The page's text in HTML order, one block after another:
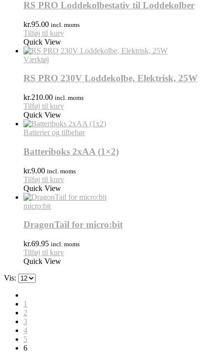
RS PRO Loddekolbestativ til Loddekolber
kr.95.00 incl. moms
Tilføj til kurv
Quick View
Værktøj
RS PRO 230V Loddekolbe, Elektrisk, 25W
kr.210.00 incl. moms
Tilføj til kurv
Quick View
Batterier og tilbehør
Batteriboks 2xAA (1×2)
kr.9.00 incl. moms
Tilføj til kurv
Quick View
micro:bit
DragonTail for micro:bit
kr.69.95 incl. moms
Tilføj til kurv
Quick View
Vis:
1
2
3
4
5
6